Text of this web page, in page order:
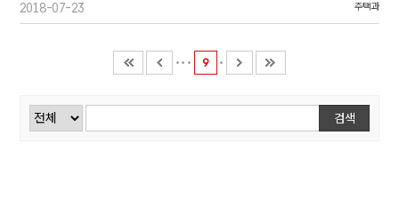
2018-07-23 주택과
9
검색 검색